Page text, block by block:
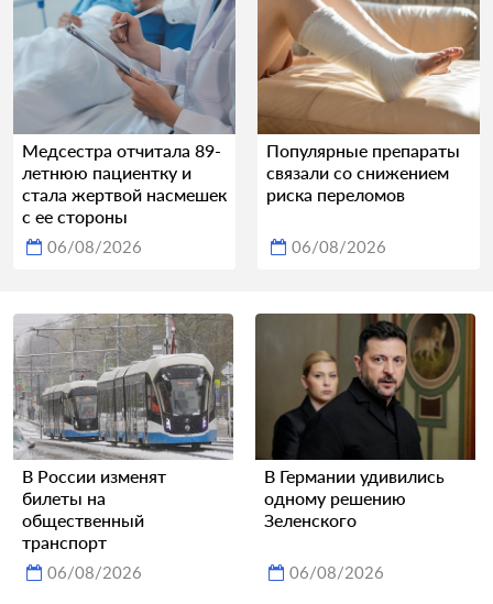
Медсестра отчитала 89-
летнюю пациентку и
стала жертвой насмешек
с ее стороны
06/08/2026
Популярные препараты
связали со снижением
риска переломов
06/08/2026
В России изменят
билеты на
общественный
транспорт
06/08/2026
В Германии удивились
одному решению
Зеленского
06/08/2026